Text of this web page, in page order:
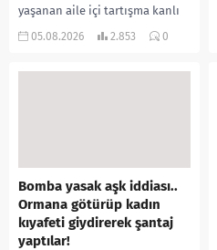
yaşanan aile içi tartışma kanlı
bitti. İddiaya göre, uzun süredir
05.08.2026 2.853 0
Bomba yasak aşk iddiası..
Ormana götürüp kadın
kıyafeti giydirerek şantaj
yaptılar!